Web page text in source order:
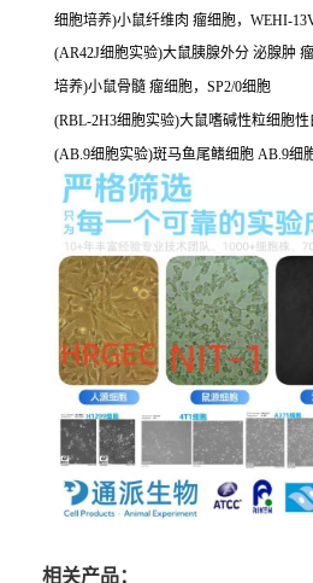
细胞培养)小鼠纤维肉 瘤细胞，WEHI-
(AR42J细胞实验)大鼠胰腺外分 泌腺肿
培养)小鼠骨髓 瘤细胞，SP2/0细胞
(RBL-2H3细胞实验)大鼠嗜碱性粒细胞性
(AB.9细胞实验)斑马鱼尾鳍细胞 AB.9细
相关产品：